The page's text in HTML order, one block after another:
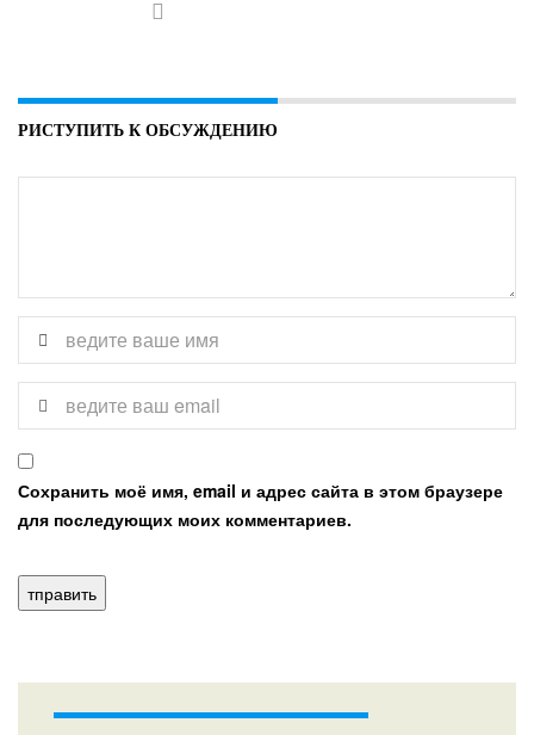
РИСТУПИТЬ К ОБСУЖДЕНИЮ
Сохранить моё имя, email и адрес сайта в этом браузере
для последующих моих комментариев.